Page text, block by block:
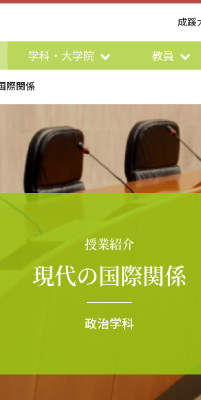
成蹊
学科・大学院 教員
際関係
授業紹介
現代の国際関係
政治学科